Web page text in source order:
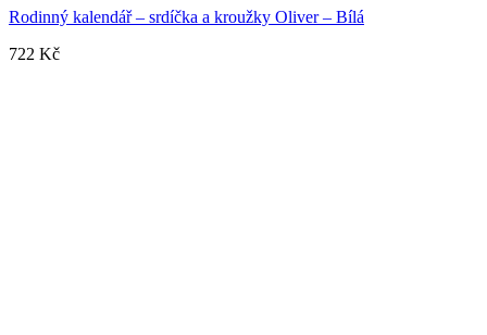
Rodinný kalendář – srdíčka a kroužky Oliver – Bílá
722 Kč